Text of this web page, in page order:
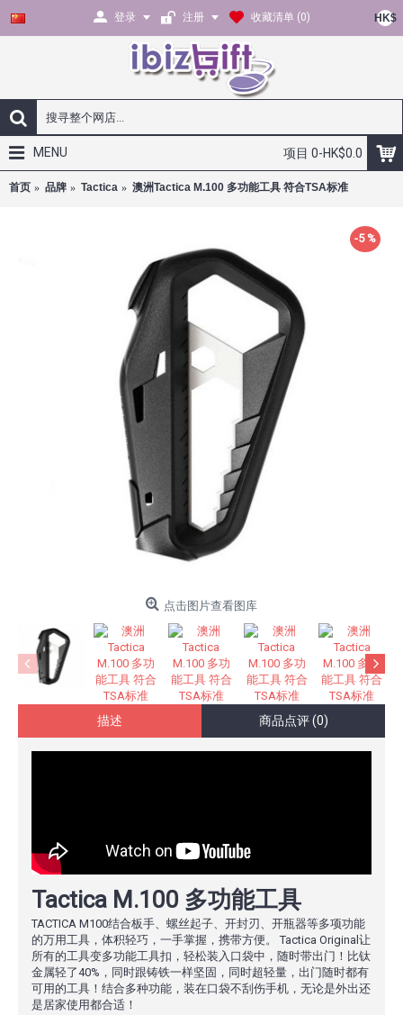
HK$
登录 注册 收藏清单 (0)
项目 0-HK$0.0
MENU
首页 品牌 Tactica 澳洲Tactica M.100 多功能工具 符合TSA标准
-5 %
点击图片查看图库
描述 商品点评 (0)
Tactica M.100 多功能工具
TACTICA M100结合板手、螺丝起子、开封刃、开瓶器等多项功能
的万用工具，体积轻巧，一手掌握，携带方便。 Tactica Original让
所有的工具变多功能工具扣，轻松装入口袋中，随时带出门！比钛
金属轻了40%，同时跟铸铁一样坚固，同时超轻量，出门随时都有
可用的工具！结合多种功能，装在口袋不刮伤手机，无论是外出还
是居家使用都合适！